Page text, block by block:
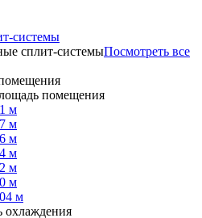
системы
сплит-системыПосмотреть все
помещения
м
м
м
м
м
м
м